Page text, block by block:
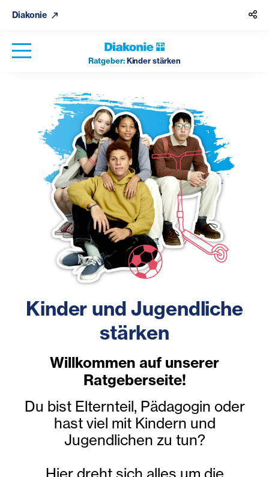
Diakonie
Ratgeber:Kinder stärken
Kinder und Jugendliche
stärken
Willkommen auf unserer
Ratgeberseite!
Du bist Elternteil, Pädagogin oder
hast viel mit Kindern und
Jugendlichen zu tun?